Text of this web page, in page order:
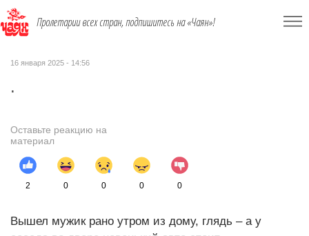
Пролетарии всех стран, подпишитесь на «Чаян»!
16 января 2025 - 14:56
.
Оставьте реакцию на
материал
2 0 0 0 0
Вышел мужик рано утром из дому, глядь – а у